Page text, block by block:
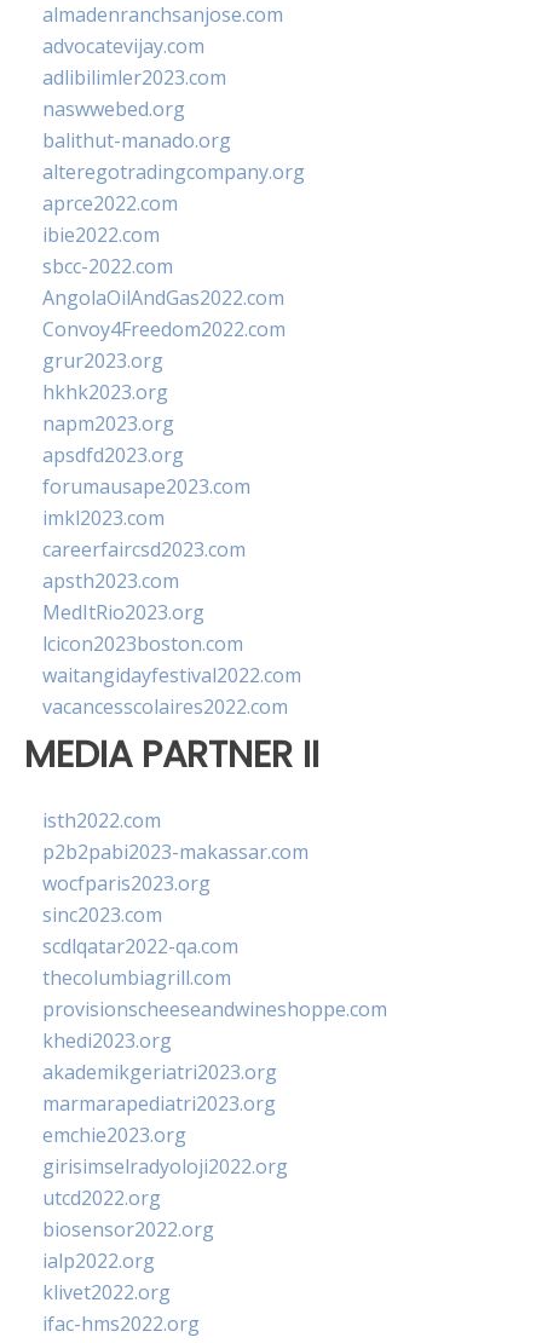
almadenranchsanjose.com
advocatevijay.com
adlibilimler2023.com
naswwebed.org
balithut-manado.org
alteregotradingcompany.org
aprce2022.com
ibie2022.com
sbcc-2022.com
AngolaOilAndGas2022.com
Convoy4Freedom2022.com
grur2023.org
hkhk2023.org
napm2023.org
apsdfd2023.org
forumausape2023.com
imkl2023.com
careerfaircsd2023.com
apsth2023.com
MedItRio2023.org
lcicon2023boston.com
waitangidayfestival2022.com
vacancesscolaires2022.com
MEDIA PARTNER II
isth2022.com
p2b2pabi2023-makassar.com
wocfparis2023.org
sinc2023.com
scdlqatar2022-qa.com
thecolumbiagrill.com
provisionscheeseandwineshoppe.com
khedi2023.org
akademikgeriatri2023.org
marmarapediatri2023.org
emchie2023.org
girisimselradyoloji2022.org
utcd2022.org
biosensor2022.org
ialp2022.org
klivet2022.org
ifac-hms2022.org